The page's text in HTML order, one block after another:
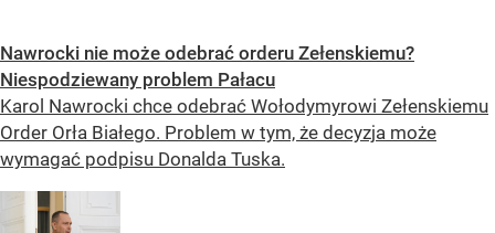
Nawrocki nie może odebrać orderu Zełenskiemu?
Niespodziewany problem Pałacu
Karol Nawrocki chce odebrać Wołodymyrowi Zełenskiemu
Order Orła Białego. Problem w tym, że decyzja może
wymagać podpisu Donalda Tuska.